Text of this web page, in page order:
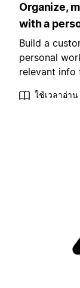
Organize,
with a
Build a
personal
relevant info
ใช้เวลาอ่า